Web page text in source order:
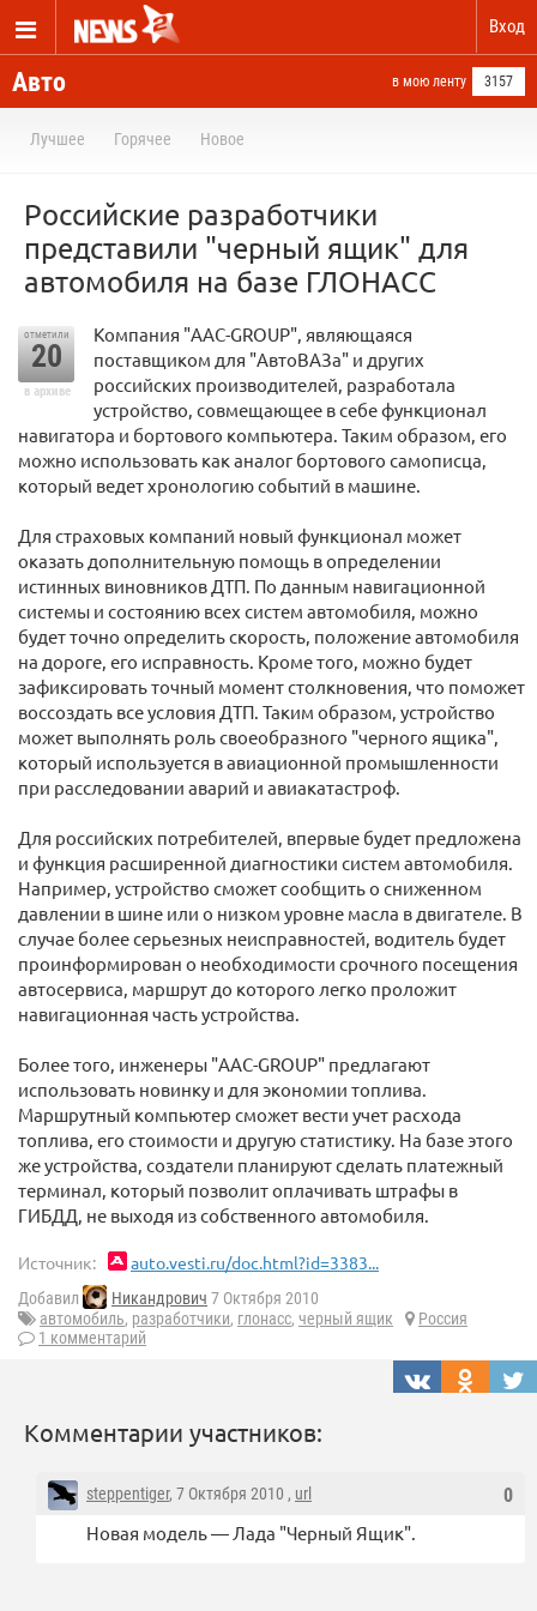
Вход
Авто в мою ленту 3157
Лучшее Горячее Новое
Российские разработчики
представили "черный ящик" для
автомобиля на базе ГЛОНАСС
отметили
20
в архиве
Компания "AAC-GROUP", являющаяся
поставщиком для "АвтоВАЗа" и других
российских производителей, разработала
устройство, совмещающее в себе функционал
навигатора и бортового компьютера. Таким образом, его
можно использовать как аналог бортового самописца,
который ведет хронологию событий в машине.
Для страховых компаний новый функционал может
оказать дополнительную помощь в определении
истинных виновников ДТП. По данным навигационной
системы и состоянию всех систем автомобиля, можно
будет точно определить скорость, положение автомобиля
на дороге, его исправность. Кроме того, можно будет
зафиксировать точный момент столкновения, что поможет
воссоздать все условия ДТП. Таким образом, устройство
может выполнять роль своеобразного "черного ящика",
который используется в авиационной промышленности
при расследовании аварий и авиакатастроф.
Для российских потребителей, впервые будет предложена
и функция расширенной диагностики систем автомобиля.
Например, устройство сможет сообщить о сниженном
давлении в шине или о низком уровне масла в двигателе. В
случае более серьезных неисправностей, водитель будет
проинформирован о необходимости срочного посещения
автосервиса, маршрут до которого легко проложит
навигационная часть устройства.
Более того, инженеры "AAC-GROUP" предлагают
использовать новинку и для экономии топлива.
Маршрутный компьютер сможет вести учет расхода
топлива, его стоимости и другую статистику. На базе этого
же устройства, создатели планируют сделать платежный
терминал, который позволит оплачивать штрафы в
ГИБДД, не выходя из собственного автомобиля.
Источник: auto.vesti.ru/doc.html?id=3383...
Добавил Никандрович 7 Октября 2010
автомобиль, разработчики, глонасс, черный ящик
Россия
1 комментарий
Комментарии участников:
0
steppentiger, 7 Октября 2010 , url
Новая модель — Лада "Черный Ящик".